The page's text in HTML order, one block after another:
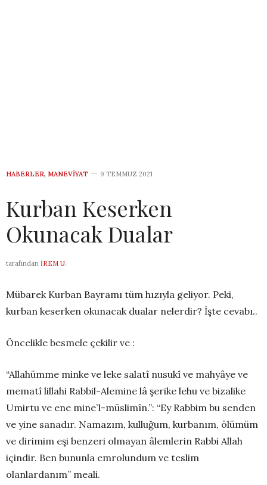
HABERLER, MANEVIYAT 9 TEMMUZ 2021
Kurban Keserken
Okunacak Dualar
tarafından İREM U.
Mübarek Kurban Bayramı tüm hızıyla geliyor. Peki,
kurban keserken okunacak dualar nelerdir? İşte cevabı..
Öncelikle besmele çekilir ve :
“Allahümme minke ve leke salatî nusukî ve mahyâye ve
mematî lillahi Rabbil-Alemine lâ şerike lehu ve bizalike
Umirtu ve ene mine`l-müslimîn.”: “Ey Rabbim bu senden
ve yine sanadır. Namazım, kulluğum, kurbanım, ölümüm
ve dirimim eşi benzeri olmayan âlemlerin Rabbi Allah
içindir. Ben bununla emrolundum ve teslim
olanlardanım” meali.